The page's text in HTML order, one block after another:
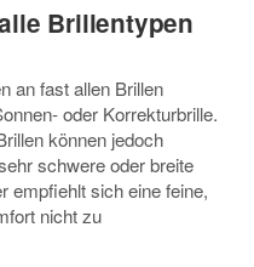
Brillentypen
an fast allen Brillen
oder Korrekturbrille.
können jedoch
schwere oder breite
empfiehlt sich eine feine,
nicht zu